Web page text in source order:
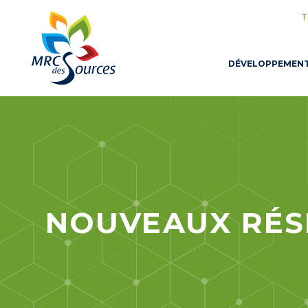
NOUVEAUX